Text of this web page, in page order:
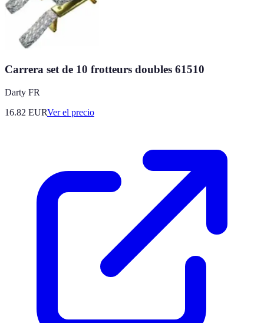
Carrera set de 10 frotteurs doubles 61510
Darty FR
16.82 EURVer el precio